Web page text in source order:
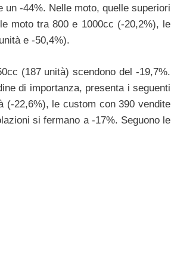
un -44%. Nelle moto, quelle superiori
moto tra 800 e 1000cc (-20,2%), le
e -50,4%).
(187 unità) scendono del -19,7%.
di importanza, presenta i seguenti
(-22,6%), le custom con 390 vendite
si fermano a -17%. Seguono le